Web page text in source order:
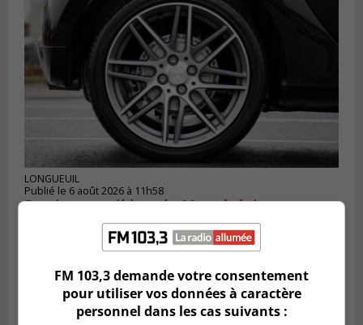
LONGUEUIL
Publié le 6 août 2026 à 11h58
Des jeunes ciblent la Montérégie pour
le Défi écrou de roue
FM 103,3 demande votre consentement
pour utiliser vos données à caractère
personnel dans les cas suivants :